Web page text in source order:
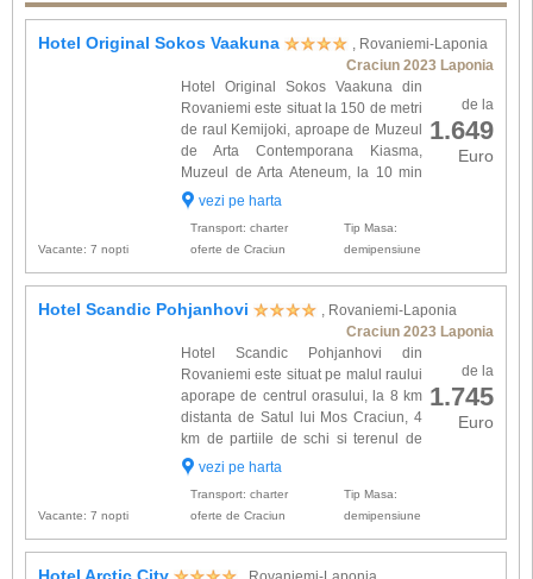
Hotel Original Sokos Vaakuna
, Rovaniemi-Laponia
Craciun 2023 Laponia
de la
1.649
Euro
Hotel Original Sokos Vaakuna din
Rovaniemi este situat la 150 de metri
de raul Kemijoki, aproape de Muzeul
de Arta Contemporana Kiasma,
Muzeul de Arta Ateneum, la 10 min
de mers cu masina de Satul lui Mos
km distanta de Aeropo...
vezi pe harta
Vacante: 7 nopti
Transport: charter
oferte de Craciun
Tip Masa:
demipensiune
Hotel Scandic Pohjanhovi
, Rovaniemi-Laponia
Craciun 2023 Laponia
de la
1.745
Euro
Hotel Scandic Pohjanhovi din
Rovaniemi este situat pe malul raului
aporape de centrul orasului, la 8 km
distanta de Satul lui Mos Craciun, 4
km de partiile de schi si terenul de
golf Ounasvaara si la 10 km distanta
spatii de c...
vezi pe harta
Vacante: 7 nopti
Transport: charter
oferte de Craciun
Tip Masa:
demipensiune